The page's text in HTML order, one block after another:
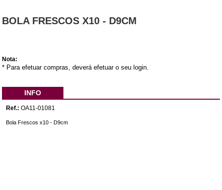
BOLA FRESCOS X10 - D9CM
Nota:
* Para efetuar compras, deverá efetuar o seu login.
INFO
Ref.: OA11-01081
Bola Frescos x10 - D9cm